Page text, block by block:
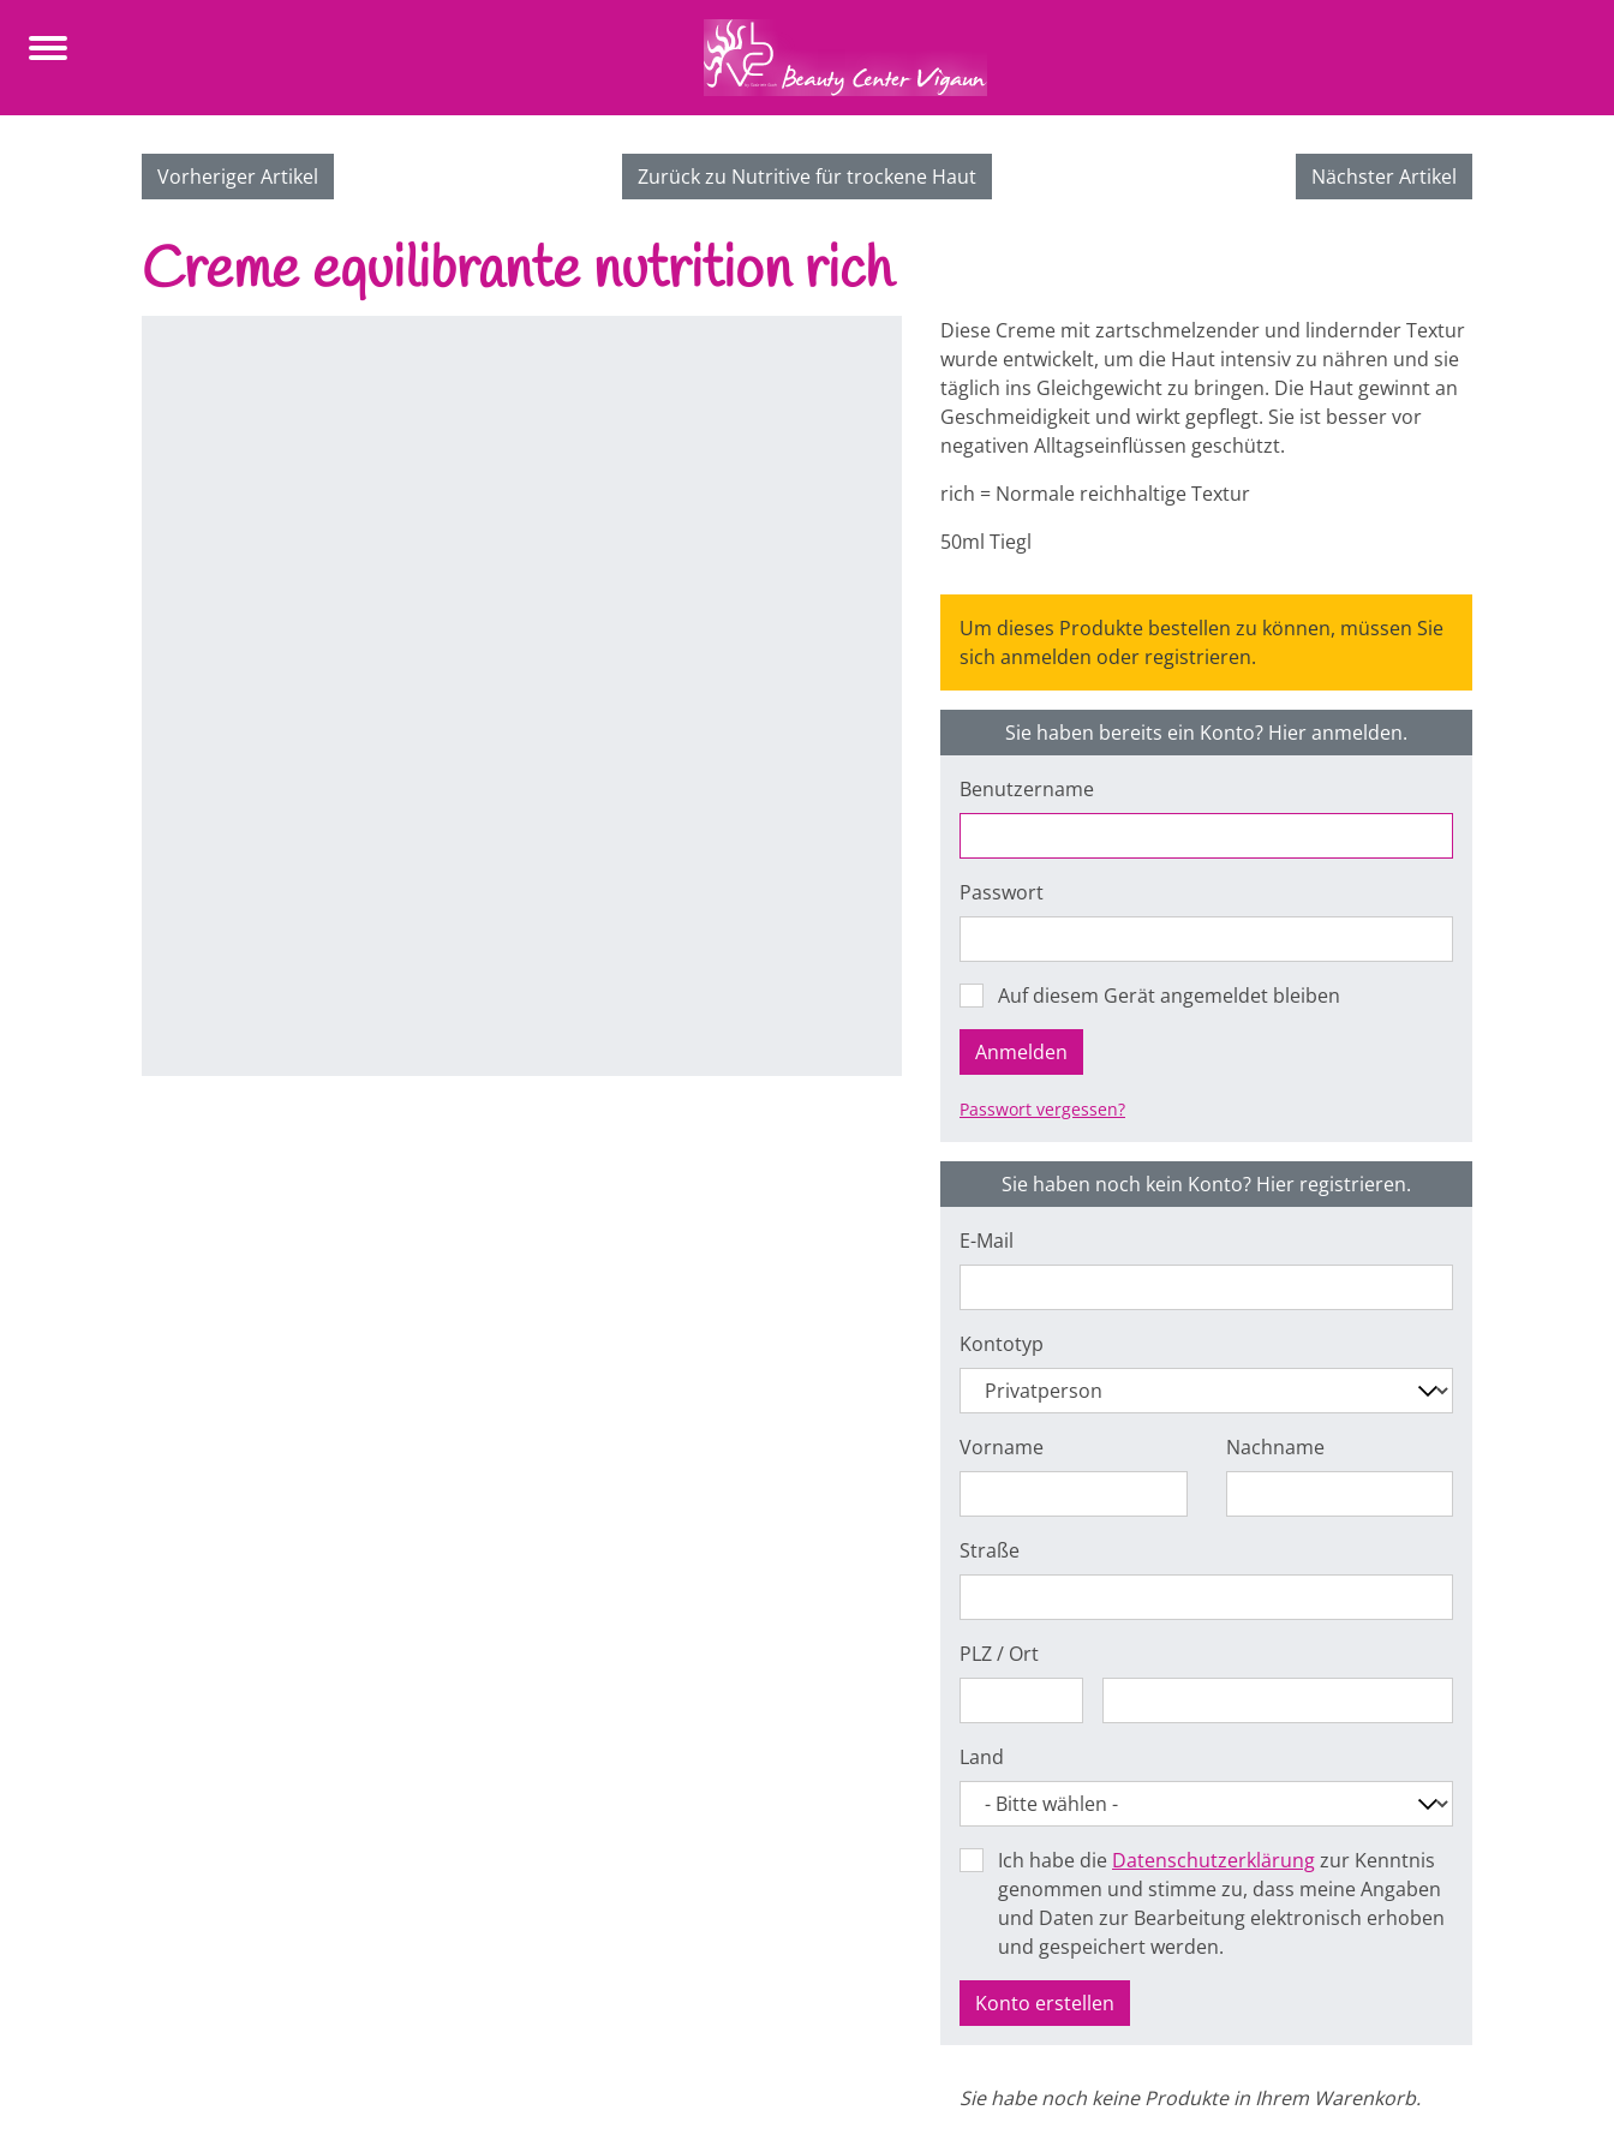
Vorheriger Artikel Zurück zu Nutritive für trockene Haut Nächster Artikel
Creme equilibrante nutrition rich
Diese Creme mit zartschmelzender und lindernder Textur
wurde entwickelt, um die Haut intensiv zu nähren und sie
täglich ins Gleichgewicht zu bringen. Die Haut gewinnt an
Geschmeidigkeit und wirkt gepflegt. Sie ist besser vor
negativen Alltagseinflüssen geschützt.
rich = Normale reichhaltige Textur
50ml Tiegl
Um dieses Produkte bestellen zu können, müssen Sie
sich anmelden oder registrieren.
Sie haben bereits ein Konto? Hier anmelden.
Benutzername
Passwort
Auf diesem Gerät angemeldet bleiben
Anmelden
Passwort vergessen?
Sie haben noch kein Konto? Hier registrieren.
E-Mail
Kontotyp
Vorname Nachname
Straße
PLZ / Ort
Land
Ich habe die Datenschutzerklärungzur Kenntnis
genommen und stimme zu, dass meine Angaben
und Daten zur Bearbeitung elektronisch erhoben
und gespeichert werden.
Konto erstellen
Sie habe noch keine Produkte in Ihrem Warenkorb.